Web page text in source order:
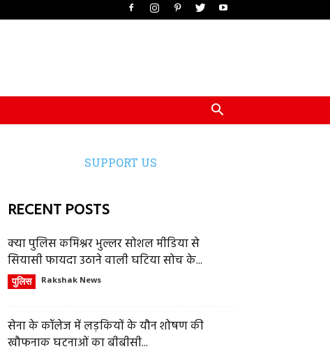
SUPPORT US
RECENT POSTS
क्या पुलिस कमिश्नर भुल्लर सोशल मीडिया से
सियासी फायदा उठाने वाली घटिया सोच के...
पुलिस Rakshak News
सेना के कॉलेज में लड़कियों के यौन शोषण की
खौफनाक घटनाओं का बीबीसी...